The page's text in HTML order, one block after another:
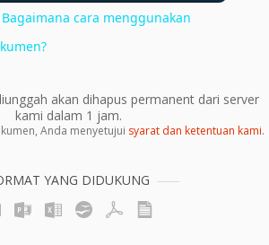
cara menggunakan
akan dihapus permanent dari server
kami dalam 1 jam.
Anda menyetujui syarat dan ketentuan kami.
YANG DIDUKUNG